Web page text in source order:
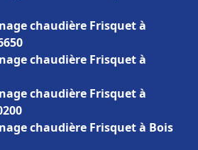
chaudière Frisquet à
chaudière Frisquet à
chaudière Frisquet à
chaudière Frisquet à Bois